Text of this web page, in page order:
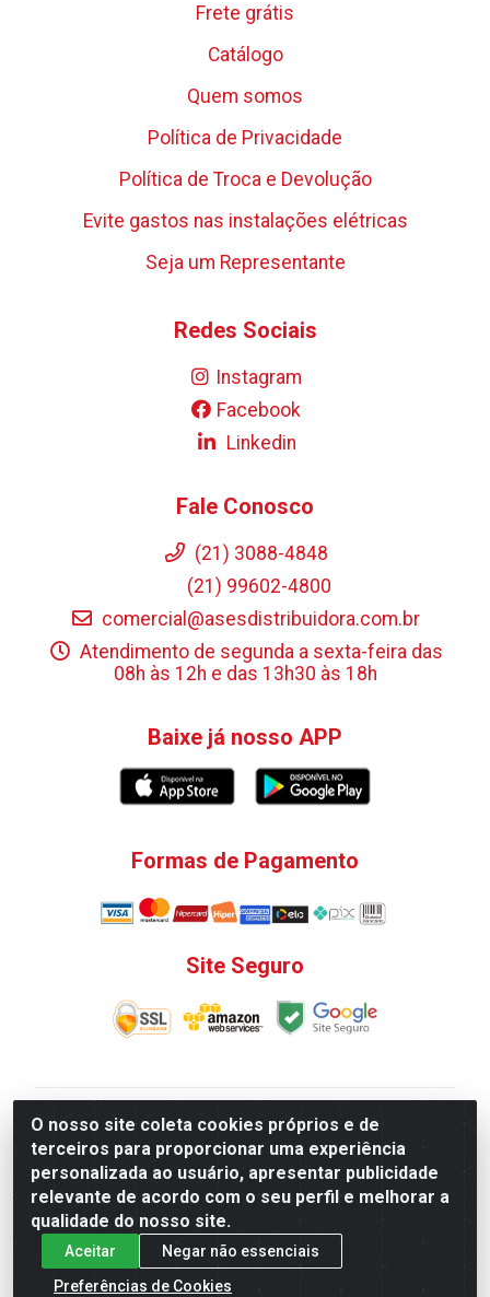
O nosso site coleta cookies próprios e de
terceiros para proporcionar uma experiência
personalizada ao usuário, apresentar publicidade
relevante de acordo com o seu perfil e melhorar a
qualidade do nosso site.
Aceitar
Negar não essenciais
Preferências de Cookies
Frete grátis
Catálogo
Quem somos
Política de Privacidade
Política de Troca e Devolução
Evite gastos nas instalações elétricas
Seja um Representante
Redes Sociais
Instagram
Facebook
Linkedin
Fale Conosco
(21) 3088-4848
(21) 99602-4800
comercial@asesdistribuidora.com.br
Atendimento de segunda a sexta-feira das
08h às 12h e das 13h30 às 18h
Baixe já nosso APP
Formas de Pagamento
Site Seguro
V. C. Ferragens LTDA - Rua do Matoso, 132 - Praça da
Bandeira, Rio de Janeiro/ RJ - CEP 20.270-135 - CNPJ
12.324.723/0001-25
Todas as regras de promoções, descontos, preços e
prazos de pagamento e entrega expostos aqui são
válidos apenas para compras via internet. Preços e
estoque sujeito a alterações sem aviso prévio.